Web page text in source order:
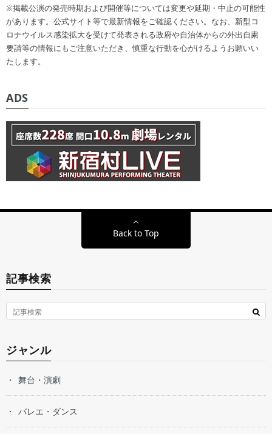
※掲載公演の発売時期および開催等については変更や延期・中止の可能性
があります。公式サイト等で最新情報をご確認ください。なお、新型コ
ロナウイルス感染拡大を受けて発表される政府や自治体からの外出自粛
要請等の情報にもご注意いただき、慎重な行動を心がけるようお願いい
たします。
ADS
Back to Top
記事検索
ジャンル
舞台・演劇
バレエ・ダンス